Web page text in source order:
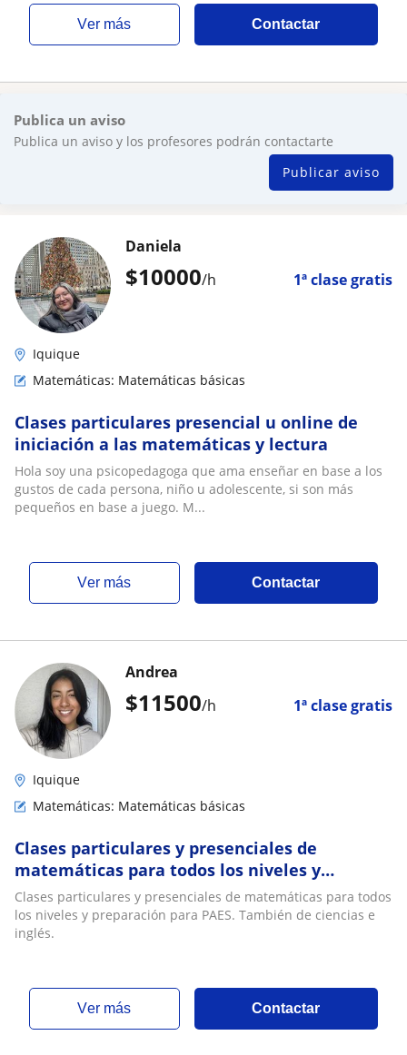
ver más Contactar
Publica un aviso
Publica un aviso y los profesores podrán contactarte
Publicar aviso
$10000/h 1ª clase gratis
Daniela
Iquique
Matemáticas: Matemáticas básicas
Clases particulares presencial u online de
iniciación a las matemáticas y lectura
Hola soy una psicopedagoga que ama enseñar en base a los
gustos de cada persona, niño u adolescente, si son más
pequeños en base a juego. M...
ver más Contactar
$11500/h 1ª clase gratis
Andrea
Iquique
Matemáticas: Matemáticas básicas
Clases particulares y presenciales de
matemáticas para todos los niveles y
preparación para PAES. También de ciencias e
inglés
Clases particulares y presenciales de matemáticas para todos
los niveles y preparación para PAES. También de ciencias e
inglés.
ver más Contactar